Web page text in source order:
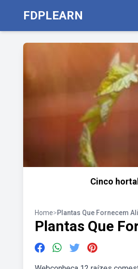
FDPLEARN
Cinco
Home>Plantas Que Fornecem
Plantas Que